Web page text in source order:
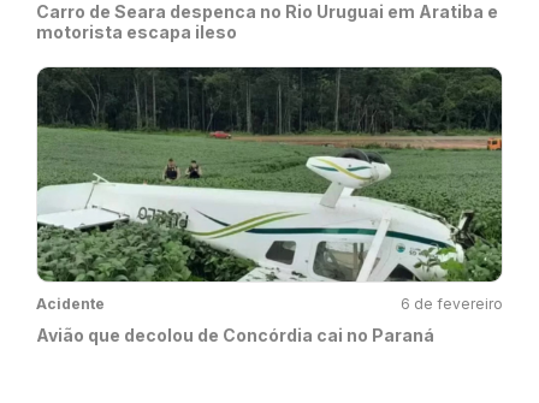
Carro de Seara despenca no Rio Uruguai em Aratiba e
motorista escapa ileso
Acidente 6 de fevereiro
Avião que decolou de Concórdia cai no Paraná